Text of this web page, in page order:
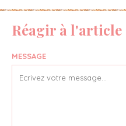
Réagir à l'article
MESSAGE